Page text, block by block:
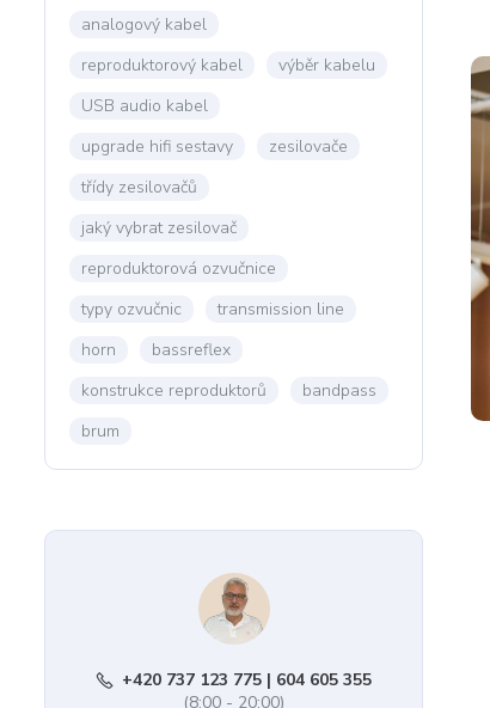
analogový kabel
reproduktorový kabel
výběr kabelu
USB audio kabel
upgrade hifi sestavy
zesilovače
třídy zesilovačů
jaký vybrat zesilovač
reproduktorová ozvučnice
typy ozvučnic
transmission line
horn
bassreflex
konstrukce reproduktorů
bandpass
brum
+420 737 123 775 | 604 605 355
(8:00 - 20:00)